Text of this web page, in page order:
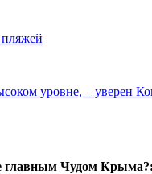
уровне, – уверен
главным Чудом Крыма?: